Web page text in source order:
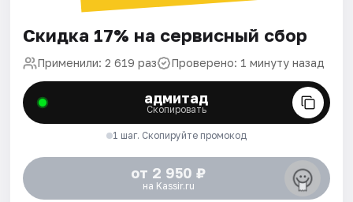
Скидка 17% на сервисный сбор
Применили: 2 619 раз Проверено: 1 минуту назад
адмитад
Скопировать
1 шаг. Скопируйте промокод
от 2 950 ₽
на Kassir.ru